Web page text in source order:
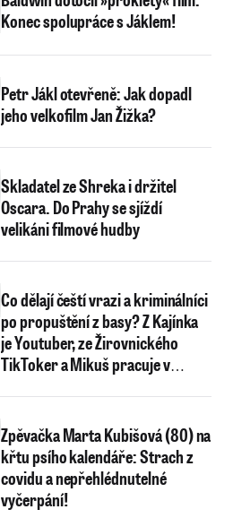
Konec spolupráce s Jáklem!
Petr Jákl otevřeně: Jak dopadl
jeho velkofilm Jan Žižka?
Skladatel ze Shreka i držitel
Oscara. Do Prahy se sjíždí
velikáni filmové hudby
Co dělají čeští vrazi a kriminálníci
po propuštění z basy? Z Kajínka
je Youtuber, ze Žirovnického
TikToker a Mikuš pracuje v
Zpěvačka Marta Kubišová (80) na
křtu psího kalendáře: Strach z
covidu a nepřehlédnutelné
vyčerpání!